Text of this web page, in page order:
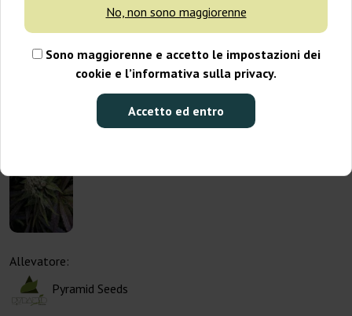
No, non sono maggiorenne
Sono maggiorenne e accetto le impostazioni dei
cookie e l’informativa sulla privacy.
Accetto ed entro
Allevatore:
Pyramid Seeds